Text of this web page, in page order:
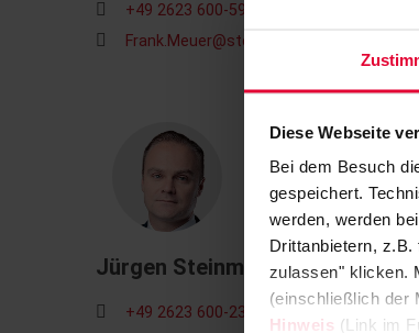
Diese Webseite
Bei dem Besuch
gespeichert.
werden, werden
Drittanbietern,
zulassen" klicken.
(einschließlich der
Hinweis (Link im
+49 2623 600-594
Frank.Meuer@steuler.de
Jürgen Steinmetz
+49 2623 600-238